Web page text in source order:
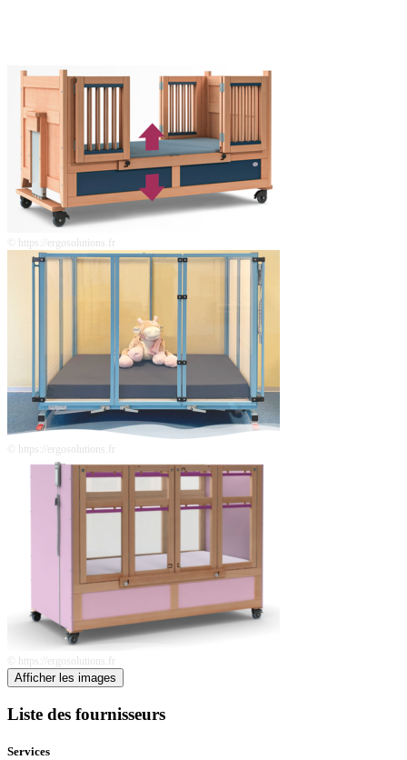
© https://ergosolutions.fr
© https://ergosolutions.fr
© https://ergosolutions.fr
Afficher les images
Liste des fournisseurs
Services